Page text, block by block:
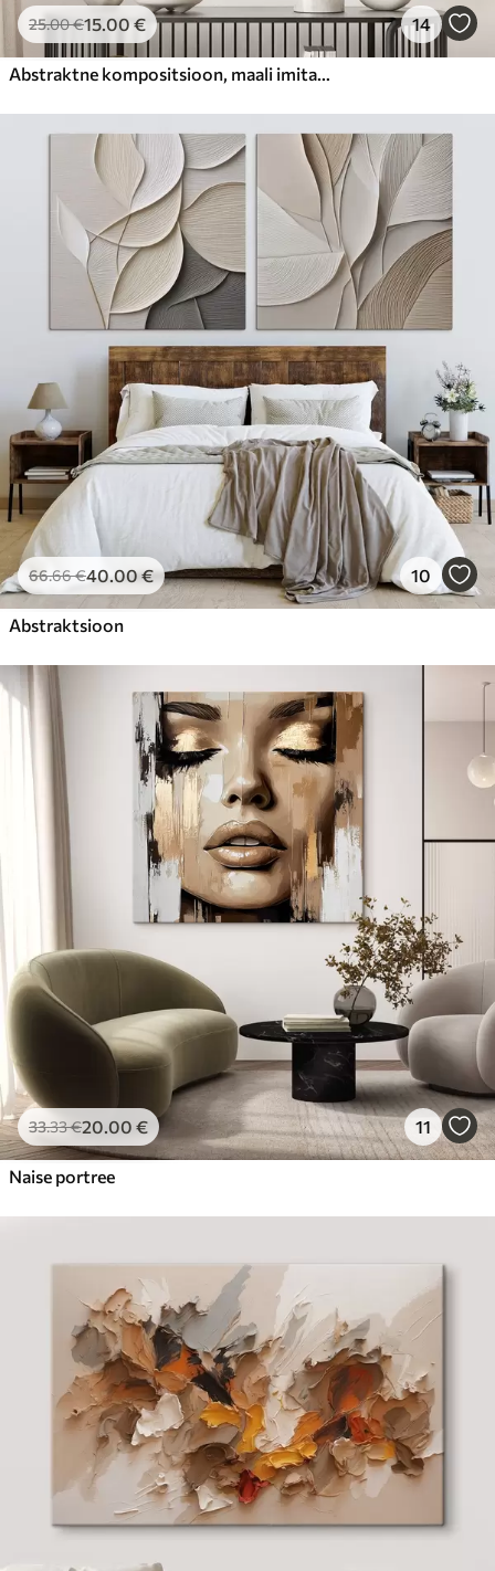
25.00€15.00 € 14
Abstraktne kompositsioon, maali imitatsioon
66.66€40.00€ 10
Abstraktsioon
33.33€20.00 € 11
Naise portree